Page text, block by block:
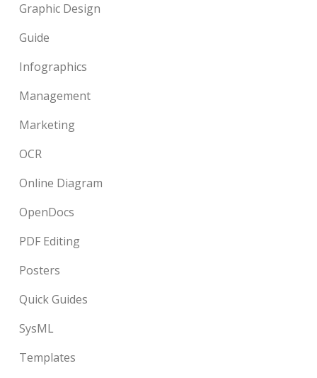
Graphic Design
Guide
Infographics
Management
Marketing
OCR
Online Diagram
OpenDocs
PDF Editing
Posters
Quick Guides
SysML
Templates